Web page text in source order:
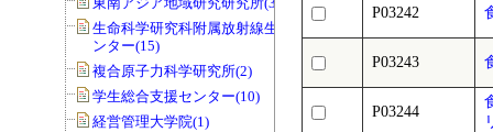
生命科学研究科附属放射線生物研究セ
ンター(15)
複合原子力科学研究所(2)
学生総合支援センター(10)
経営管理大学院(1)
P03242
P03243
P03244